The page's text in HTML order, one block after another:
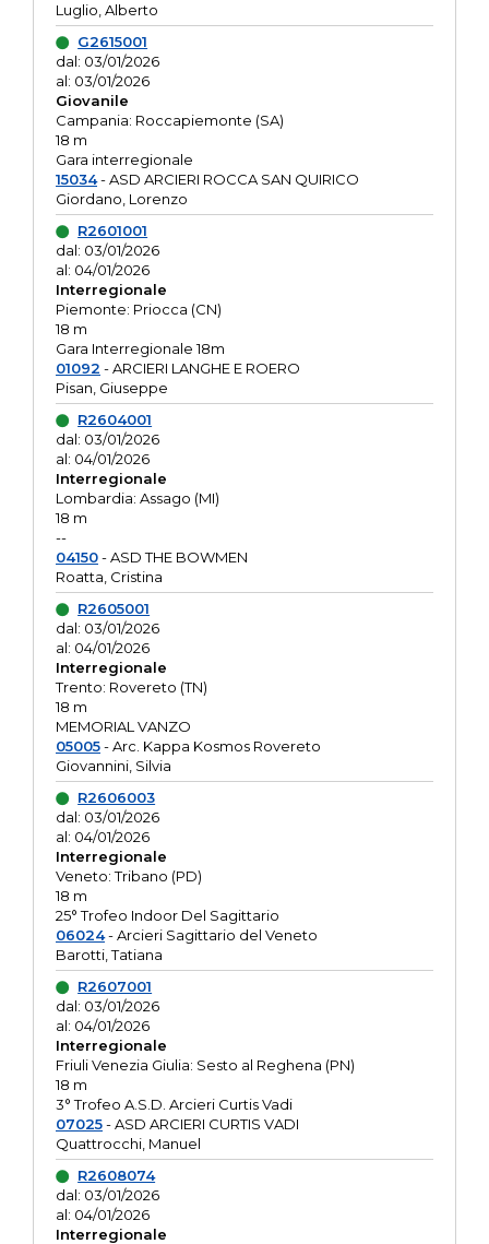
Luglio, Alberto
G2615001
dal: 03/01/2026
al: 03/01/2026
Giovanile
Campania: Roccapiemonte (SA)
18 m
Gara interregionale
15034- ASD ARCIERI ROCCA SAN QUIRICO
Giordano, Lorenzo
R2601001
dal: 03/01/2026
al: 04/01/2026
Interregionale
Piemonte: Priocca (CN)
18 m
Gara Interregionale 18m
01092 - ARCIERI LANGHE E ROERO
Pisan, Giuseppe
R2604001
dal: 03/01/2026
al: 04/01/2026
Interregionale
Lombardia: Assago (MI)
18 m
--
04150- ASD THE BOWMEN
Roatta, Cristina
R2605001
dal: 03/01/2026
al: 04/01/2026
Interregionale
Trento: Rovereto (TN)
18 m
MEMORIAL VANZO
05005- Arc. Kappa Kosmos Rovereto
Giovannini, Silvia
R2606003
dal: 03/01/2026
al: 04/01/2026
Interregionale
Veneto: Tribano (PD)
18 m
25° Trofeo Indoor Del Sagittario
06024- Arcieri Sagittario del Veneto
Barotti, Tatiana
R2607001
dal: 03/01/2026
al: 04/01/2026
Interregionale
Friuli Venezia Giulia: Sesto al Reghena (PN)
18 m
3° Trofeo A.S.D. Arcieri Curtis Vadi
07025- ASD ARCIERI CURTIS VADI
Quattrocchi, Manuel
R2608074
dal: 03/01/2026
al: 04/01/2026
Interregionale